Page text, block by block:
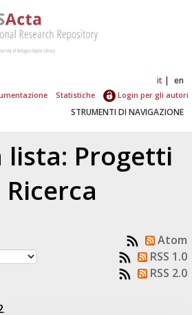
it en
Statistiche Login per gli autori
STRUMENTI DI NAVIGAZIONE
lista: Progetti
Atom
RSS 1.0
RSS 2.0
.